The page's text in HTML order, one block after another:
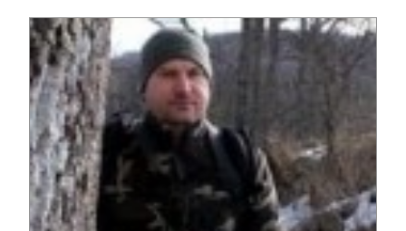
Kontakt